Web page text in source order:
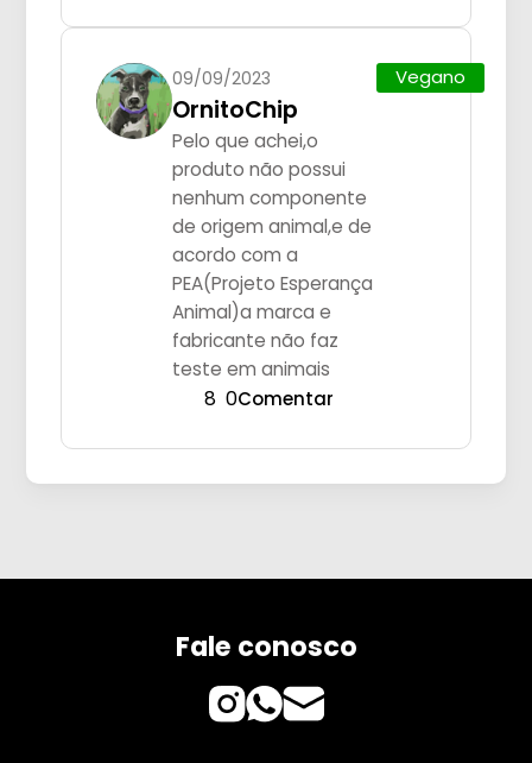
09/09/2023
OrnitoChip
Pelo que achei,o
produto não possui
nenhum componente
de origem animal,e de
acordo com a
PEA(Projeto Esperança
Animal)a marca e
fabricante não faz
teste em animais
Vegano
8 0Comentar
Fale conosco